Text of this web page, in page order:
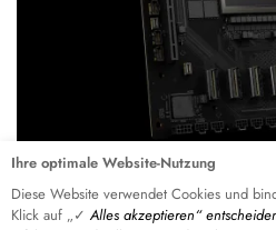
Ihre optimale Website-Nutzung
Diese Website verwendet Cookies und
Klick auf „✓ Alles akzeptieren“